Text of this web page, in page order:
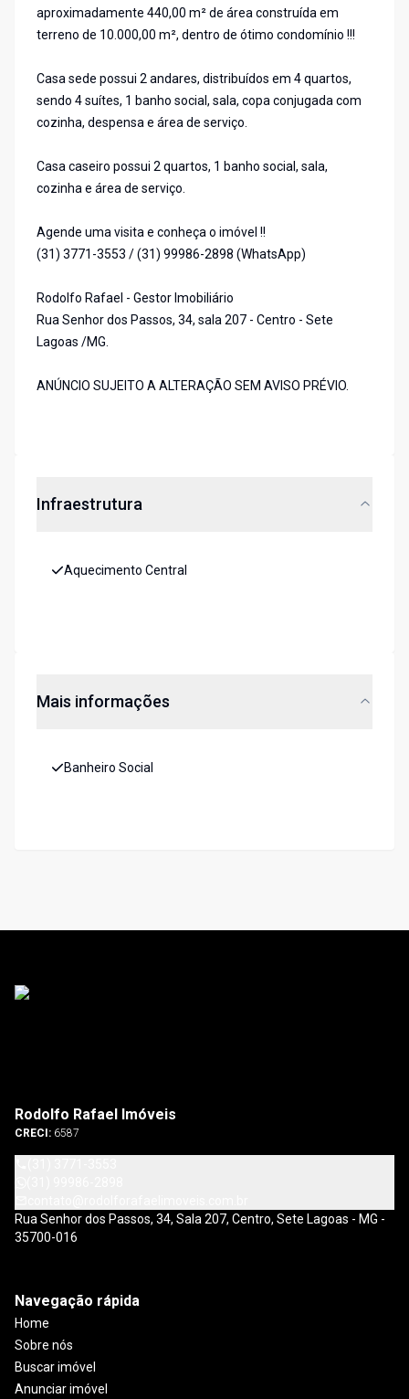
aproximadamente 440,00 m² de área construída em
terreno de 10.000,00 m², dentro de ótimo condomínio !!!
Casa sede possui 2 andares, distribuídos em 4 quartos,
sendo 4 suítes, 1 banho social, sala, copa conjugada com
cozinha, despensa e área de serviço.
Casa caseiro possui 2 quartos, 1 banho social, sala,
cozinha e área de serviço.
Agende uma visita e conheça o imóvel !!
(31) 3771-3553 / (31) 99986-2898 (WhatsApp)
Rodolfo Rafael - Gestor Imobiliário
Rua Senhor dos Passos, 34, sala 207 - Centro - Sete
Lagoas /MG.
ANÚNCIO SUJEITO A ALTERAÇÃO SEM AVISO PRÉVIO.
Infraestrutura
Aquecimento Central
Mais informações
Banheiro Social
Rodolfo Rafael Imóveis
CRECI: 6587
Rua Senhor dos Passos, 34, Sala 207, Centro, Sete Lagoas - MG -
35700-016
Navegação rápida
Home
Sobre nós
Buscar imóvel
Anunciar imóvel